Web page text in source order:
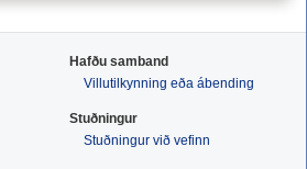
Hafðu samband
Villutilkynning eða ábending
Stuðningur
Stuðningur við vefinn